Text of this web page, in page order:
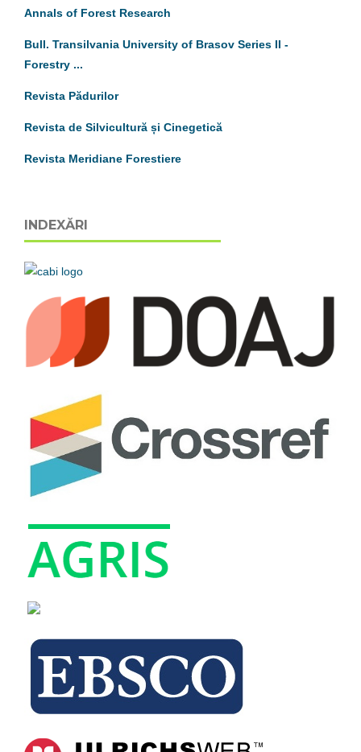
Annals of Forest Research
Bull. Transilvania University of Brasov Series II -
Forestry ...
Revista Pădurilor
Revista de Silvicultură și Cinegetică
Revista Meridiane Forestiere
INDEXĂRI